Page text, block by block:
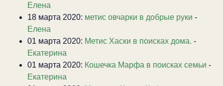
Елена
18 марта 2020: метис овчарки в добрые руки -
Елена
01 марта 2020: Метис Хаски в поисках дома. -
Екатерина
01 марта 2020: Кошечка Марфа в поисках семьи -
Екатерина